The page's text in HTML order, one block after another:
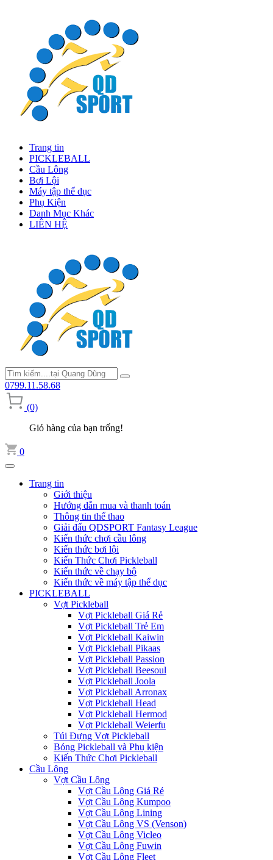
Trang tin
PICKLEBALL
Cầu Lông
Bơi Lội
Máy tập thể dục
Phụ Kiện
Danh Mục Khác
LIÊN HỆ
0799.11.58.68
(0)
Giỏ hàng của bạn trống!
0
Trang tin
Giới thiệu
Hướng dẫn mua và thanh toán
Thông tin thể thao
Giải đấu QDSPORT Fantasy League
Kiến thức chơi cầu lông
Kiến thức bơi lội
Kiến Thức Chơi Pickleball
Kiến thức về chạy bộ
Kiến thức về máy tập thể dục
PICKLEBALL
Vợt Pickleball
Vợt Pickleball Giá Rẻ
Vợt Pickleball Trẻ Em
Vợt Pickleball Kaiwin
Vợt Pickleball Pikaas
Vợt Pickleball Passion
Vợt Pickleball Beesoul
Vợt Pickleball Joola
Vợt Pickleball Arronax
Vợt Pickleball Head
Vợt Pickleball Hermod
Vợt Pickleball Weierfu
Túi Đựng Vợt Pickleball
Bóng Pickleball và Phụ kiện
Kiến Thức Chơi Pickleball
Cầu Lông
Vợt Cầu Lông
Vợt Cầu Lông Giá Rẻ
Vợt Cầu Lông Kumpoo
Vợt Cầu Lông Lining
Vợt Cầu Lông VS (Venson)
Vợt Cầu Lông Vicleo
Vợt Cầu Lông Fuwin
Vợt Cầu Lông Fleet